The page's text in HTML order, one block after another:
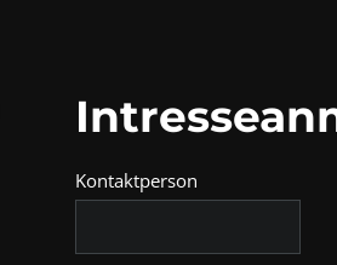
Kontaktperson